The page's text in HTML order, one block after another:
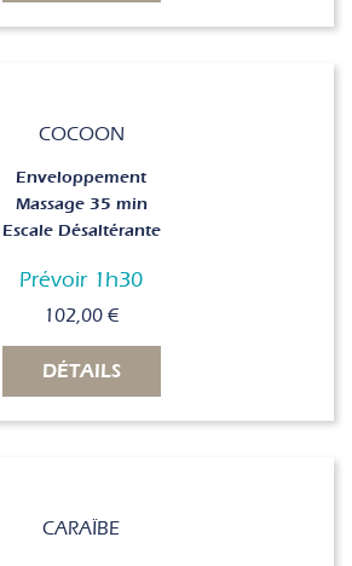
COCOON
Enveloppement
Massage 35 min
Escale Désaltérante
Prévoir 1h30
102,00 €
DÉTAILS
CARAÏBE